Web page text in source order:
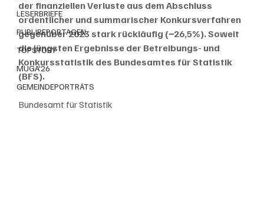
LESERBRIEFE
PUBLIREPORTAGEN
TOPSTORY
MUGA'26
GEMEINDEPORTRÄTS
der finanziellen Verluste aus dem Abschluss
ordentlicher und summarischer Konkursverfahren
gegenüber 2023 stark rückläufig (−26,5%). Soweit
die jüngsten Ergebnisse der Betreibungs- und
Konkursstatistik des Bundesamtes für Statistik
(BFS).
Bundesamt für Statistik